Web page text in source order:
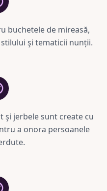
buchetele de mireasă,
şi tematicii nunții.
şi jerbele sunt create cu
a onora persoanele